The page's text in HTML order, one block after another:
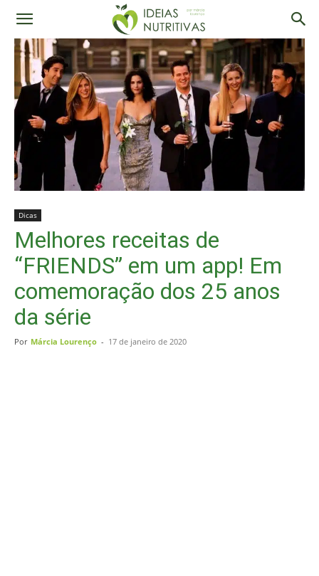
Dicas
Melhores receitas de
“FRIENDS” em um app! Em
comemoração dos 25 anos
da série
Por Márcia Lourenço - 17 de janeiro de 2020